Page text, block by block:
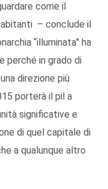
come il
abitanti – conclude il
“illuminata” ha
perché in grado di
direzione più
porterà il pil a
significative e
di quel capitale di
a qualunque altro